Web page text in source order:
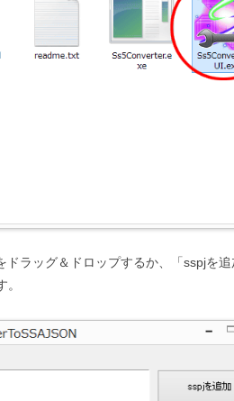
ラッグ＆ドロップするか、「sspjを追